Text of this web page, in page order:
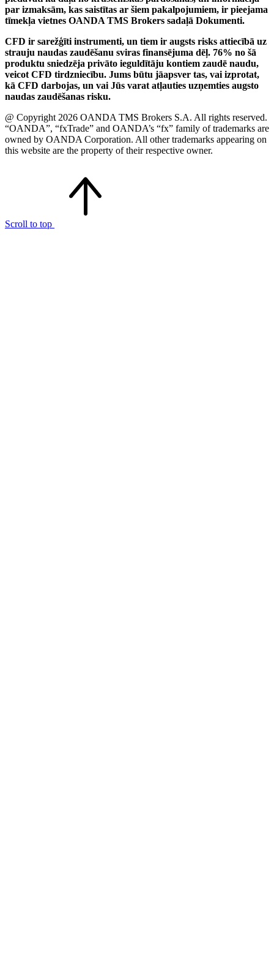
par izmaksām, kas saistītas ar šiem pakalpojumiem, ir pieejama
tīmekļa vietnes OANDA TMS Brokers sadaļā Dokumenti.
CFD ir sarežģīti instrumenti, un tiem ir augsts risks attiecībā uz
strauju naudas zaudēšanu sviras finansējuma dēļ. 76% no šā
produktu sniedzēja privāto ieguldītāju kontiem zaudē naudu,
veicot CFD tirdzniecību. Jums būtu jāapsver tas, vai izprotat,
kā CFD darbojas, un vai Jūs varat atļauties uzņemties augsto
naudas zaudēšanas risku.
@ Copyright 2026 OANDA TMS Brokers S.A. All rights reserved.
“OANDA”, “fxTrade” and OANDA’s “fx” family of trademarks are
owned by OANDA Corporation. All other trademarks appearing on
this website are the property of their respective owner.
Scroll to top